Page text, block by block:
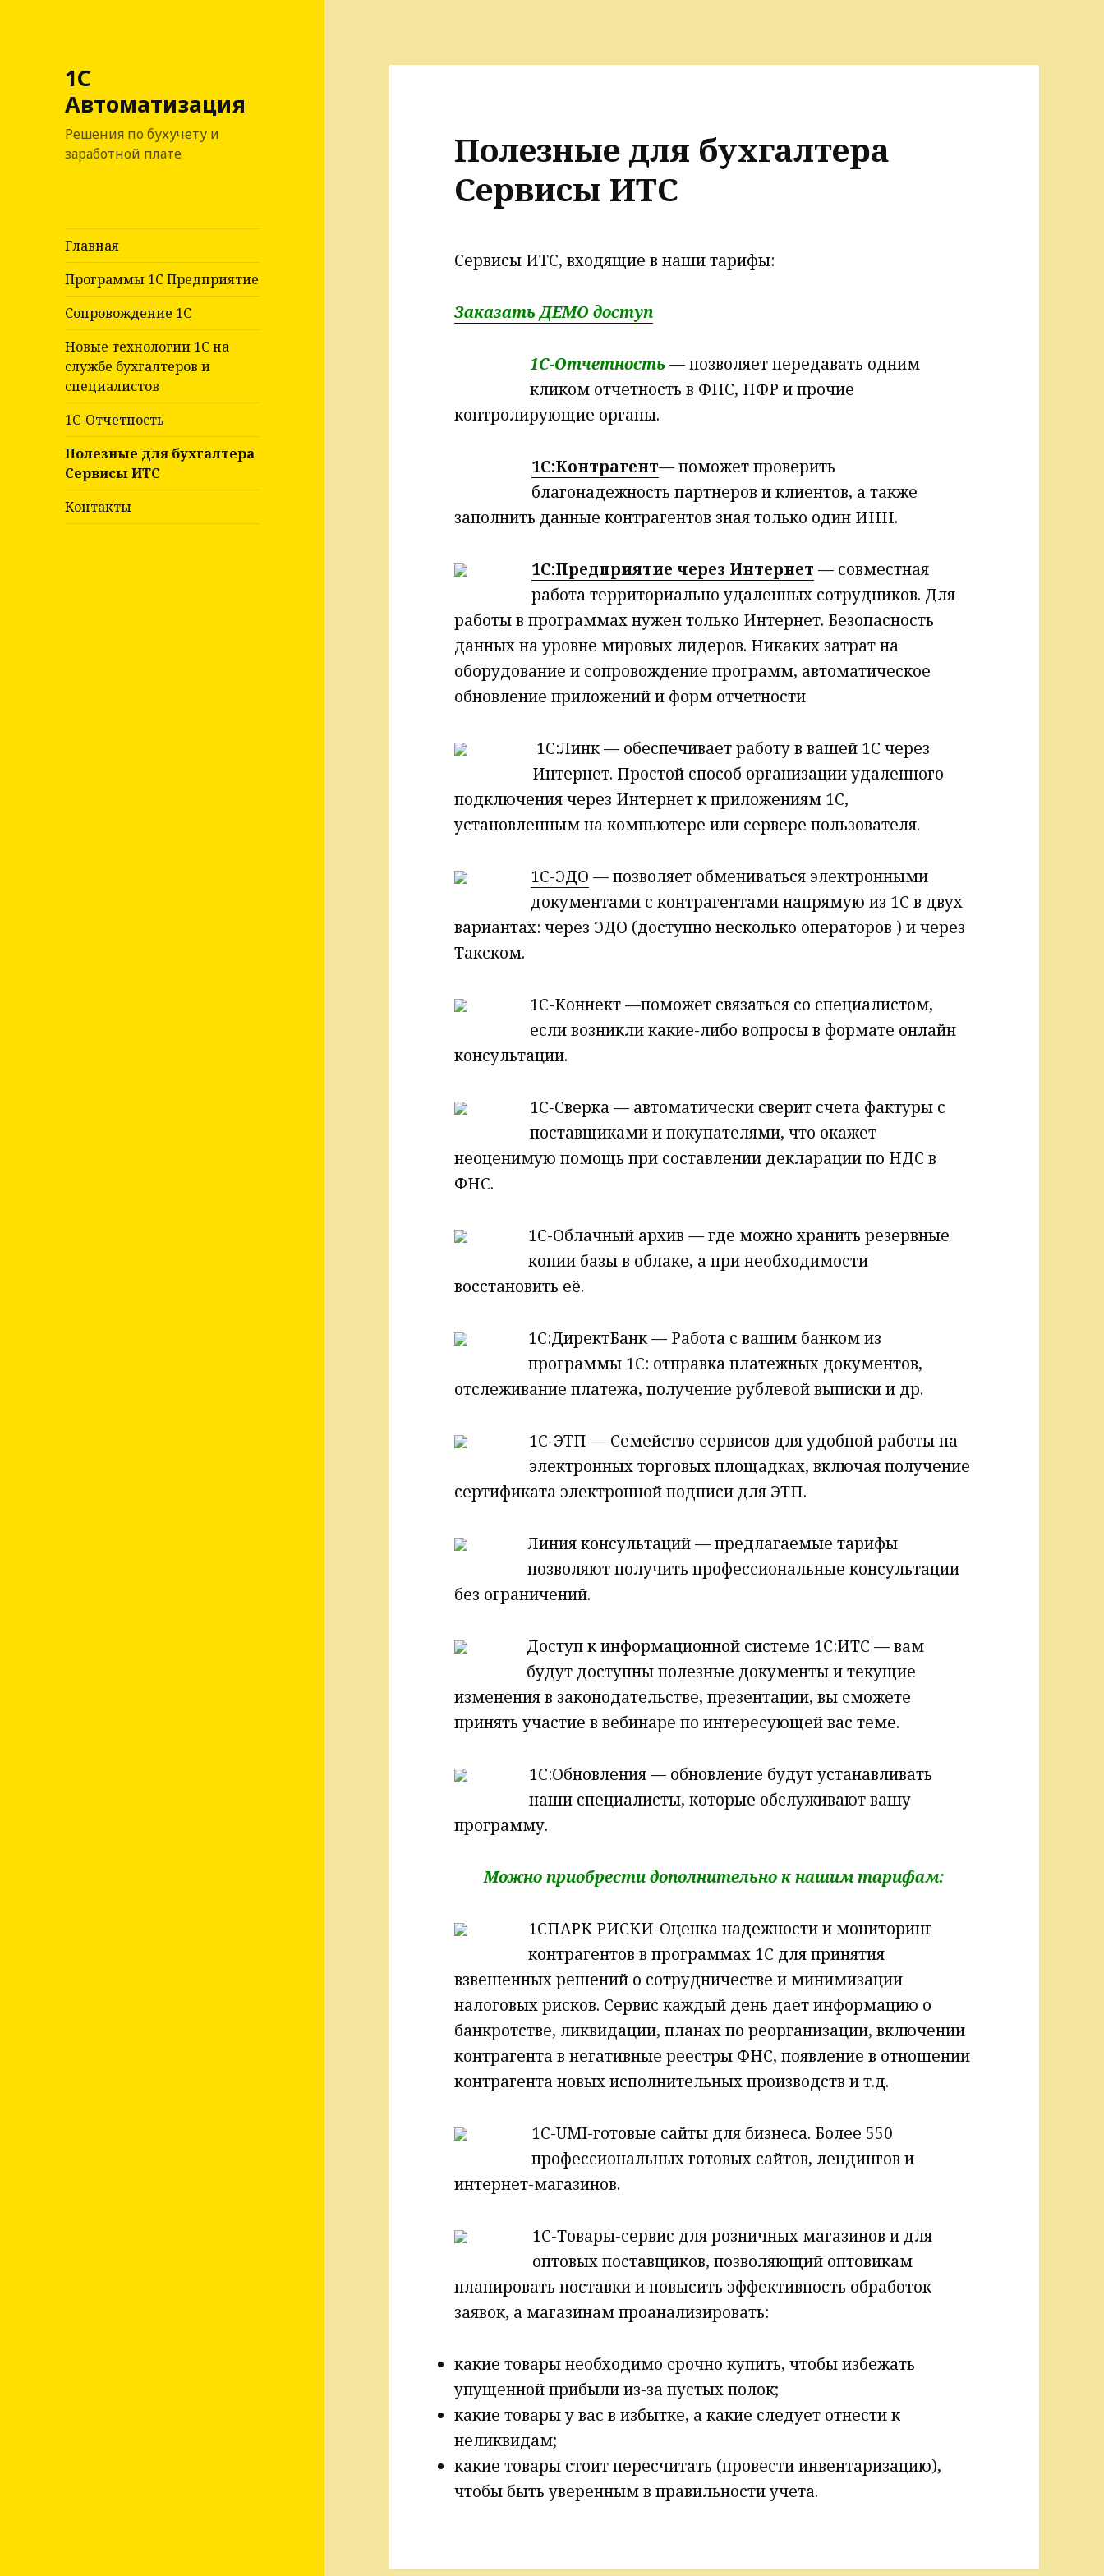
1С
Автоматизация
Решения по бухучету и
заработной плате
Главная
Программы 1С Предприятие
Сопровождение 1С
Новые технологии 1С на
службе бухгалтеров и
специалистов
1С-Отчетность
Полезные для бухгалтера
Сервисы ИТС
Контакты
Полезные для бухгалтера
Сервисы ИТС
Сервисы ИТС, входящие в наши тарифы:
Заказать ДЕМО доступ
1С-Отчетность— позволяет передавать одним
кликом отчетность в ФНС, ПФР и прочие
контролирующие органы.
1C:Контрагент— поможет проверить
благонадежность партнеров и клиентов, а также
заполнить данные контрагентов зная только один ИНН.
1С:Предприятие через Интернет — совместная
работа территориально удаленных сотрудников. Для
работы в программах нужен только Интернет. Безопасность
данных на уровне мировых лидеров. Никаких затрат на
оборудование и сопровождение программ, автоматическое
обновление приложений и форм отчетности
1С:Линк — обеспечивает работу в вашей 1С через
Интернет. Простой способ организации удаленного
подключения через Интернет к приложениям 1С,
установленным на компьютере или сервере пользователя.
1С-ЭДО — позволяет обмениваться электронными
документами с контрагентами напрямую из 1С в двух
вариантах: через ЭДО (доступно несколько операторов ) и через
Такском.
1С-Коннект —поможет связаться со специалистом,
если возникли какие-либо вопросы в формате онлайн
консультации.
1С-Сверка — автоматически сверит счета фактуры с
поставщиками и покупателями, что окажет
неоценимую помощь при составлении декларации по НДС в
ФНС.
1С-Облачный архив — где можно хранить резервные
копии базы в облаке, а при необходимости
восстановить её.
1С:ДиректБанк — Работа с вашим банком из
программы 1С: отправка платежных документов,
отслеживание платежа, получение рублевой выписки и др.
1С-ЭТП — Семейство сервисов для удобной работы на
электронных торговых площадках, включая получение
сертификата электронной подписи для ЭТП.
Линия консультаций — предлагаемые тарифы
позволяют получить профессиональные консультации
без ограничений.
Доступ к информационной системе 1С:ИТС — вам
будут доступны полезные документы и текущие
изменения в законодательстве, презентации, вы сможете
принять участие в вебинаре по интересующей вас теме.
1С:Обновления — обновление будут устанавливать
наши специалисты, которые обслуживают вашу
программу.
Можно приобрести дополнительно к нашим тарифам:
1СПАРК РИСКИ-Оценка надежности и мониторинг
контрагентов в программах 1С для принятия
взвешенных решений о сотрудничестве и минимизации
налоговых рисков. Сервис каждый день дает информацию о
банкротстве, ликвидации, планах по реорганизации, включении
контрагента в негативные реестры ФНС, появление в отношении
контрагента новых исполнительных производств и т.д.
1С-UMI-готовые сайты для бизнеса. Более 550
профессиональных готовых сайтов, лендингов и
интернет-магазинов.
1С-Товары-сервис для розничных магазинов и для
оптовых поставщиков, позволяющий оптовикам
планировать поставки и повысить эффективность обработок
заявок, а магазинам проанализировать:
какие товары необходимо срочно купить, чтобы избежать
упущенной прибыли из-за пустых полок;
какие товары у вас в избытке, а какие следует отнести к
неликвидам;
какие товары стоит пересчитать (провести инвентаризацию),
чтобы быть уверенным в правильности учета.